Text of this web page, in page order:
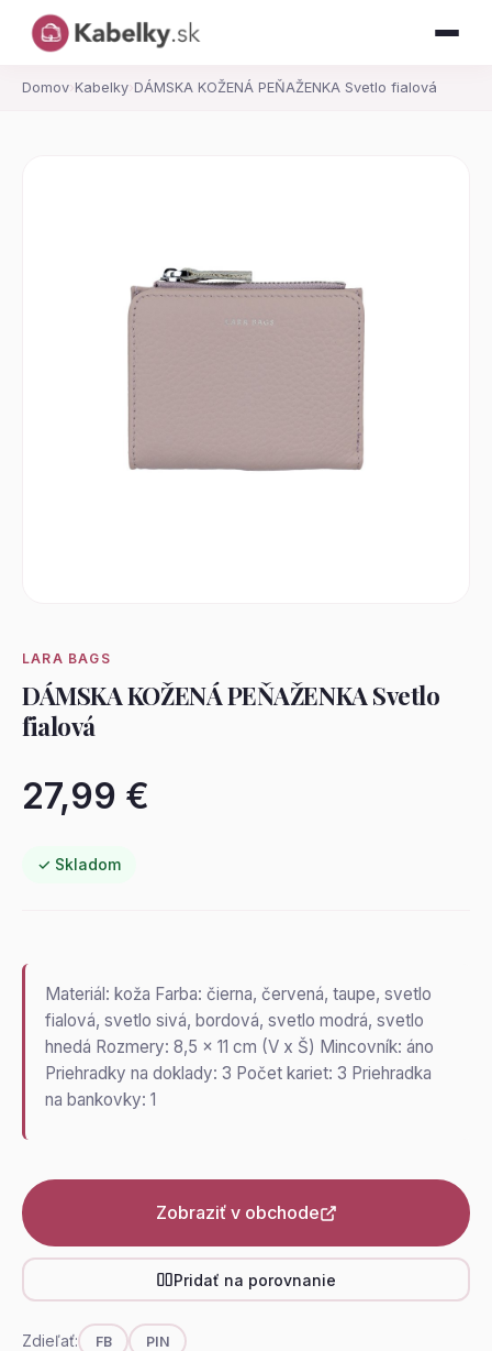
Domov› Kabelky› DÁMSKA KOŽENÁ PEŇAŽENKA Svetlo fialová
LARA BAGS
DÁMSKA KOŽENÁ PEŇAŽENKA Svetlo
fialová
27,99 €
✓ Skladom
Materiál: koža Farba: čierna, červená, taupe, svetlo
fialová, svetlo sivá, bordová, svetlo modrá, svetlo
hnedá Rozmery: 8,5 x 11 cm (V x Š) Mincovník: áno
Priehradky na doklady: 3 Počet kariet: 3 Priehradka
na bankovky: 1
Zobraziť v obchode
Pridať na porovnanie
Zdieľať: FB PIN